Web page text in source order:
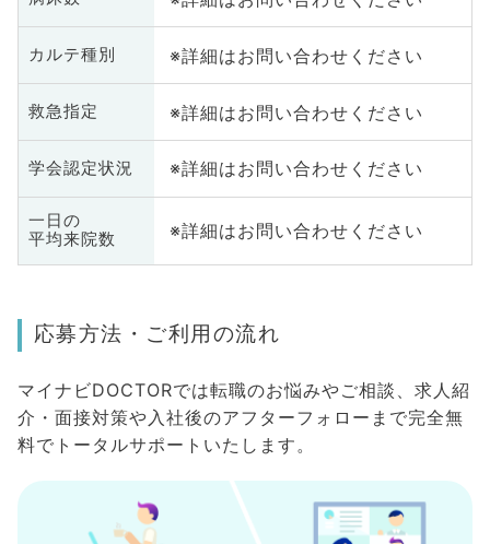
カルテ種別 ※詳細はお問い合わせください
救急指定 ※詳細はお問い合わせください
学会認定状況 ※詳細はお問い合わせください
一日の
平均来院数
※詳細はお問い合わせください
応募方法・ご利用の流れ
マイナビDOCTORでは転職のお悩みやご相談、求人紹
介・面接対策や入社後のアフターフォローまで完全無
料でトータルサポートいたします。